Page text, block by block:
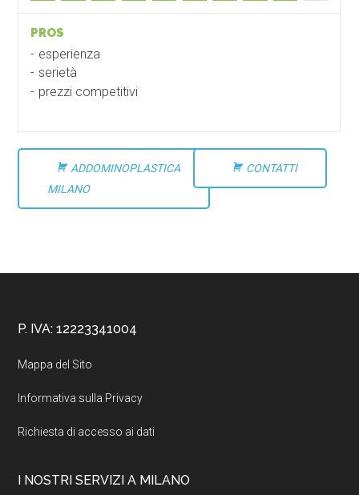
PROS
esperienza
serietà
prezzi competitivi
ADDOMINOPLASTICA
MILANO
CONTATTI
Footer
P. IVA: 12223341004
Mappa del Sito
Informativa sulla Privacy
Richiesta di accesso ai dati
I NOSTRI SERVIZI A MILANO